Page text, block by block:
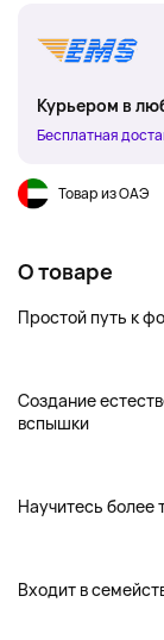
Курьером в
Бесплатная
Товар из ОАЭ
О товаре
Простой путь к
Создание
вспышки
Научитесь более
Входит в